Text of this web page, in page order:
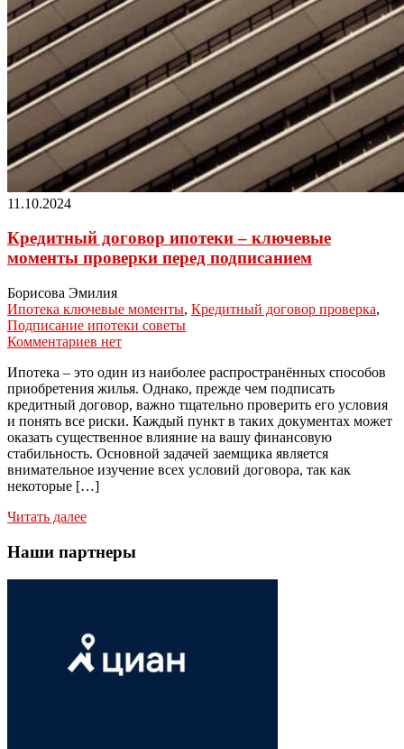
11.10.2024
Кредитный договор ипотеки – ключевые
моменты проверки перед подписанием
Борисова Эмилия
Ипотека ключевые моменты, Кредитный договор проверка,
Подписание ипотеки советы
Комментариев нет
Ипотека – это один из наиболее распространённых способов
приобретения жилья. Однако, прежде чем подписать
кредитный договор, важно тщательно проверить его условия
и понять все риски. Каждый пункт в таких документах может
оказать существенное влияние на вашу финансовую
стабильность. Основной задачей заемщика является
внимательное изучение всех условий договора, так как
некоторые […]
Читать далее
Наши партнеры